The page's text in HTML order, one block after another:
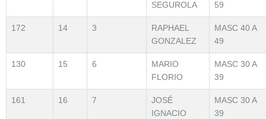
SEGUROLA
59
172 14 3
RAPHAEL
GONZALEZ
MASC 40 A
49
130 15 6
MARIO
FLORIO
MASC 30 A
39
161 16 7
JOSÉ
IGNACIO
MASC 30 A
39